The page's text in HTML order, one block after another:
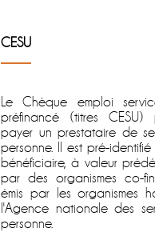
CESU
Le Chèque emploi
préfinancé (titres CESU)
payer un prestataire de
personne. Il est pré-
bénéficiaire, à valeur
par des organismes co-
émis par les organismes
l'Agence nationale des
personne.